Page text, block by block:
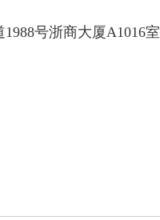
号浙商大厦A1016室